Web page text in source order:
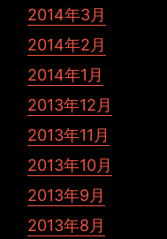
2014年3月
2014年2月
2014年1月
2013年12月
2013年11月
2013年10月
2013年9月
2013年8月